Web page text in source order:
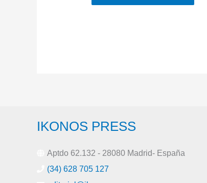
IKONOS PRESS
Aptdo 62.132 - 28080 Madrid- España
(34) 628 705 127